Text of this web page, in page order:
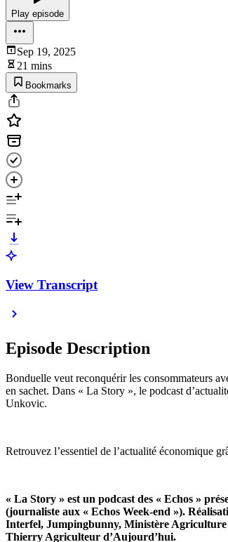
Play episode
Sep 19, 2025
21 mins
Bookmarks
View Transcript
Episode Description
Bonduelle veut reconquérir les consommateurs
en sachet. Dans « La Story », le podcast
Unkovic.
Retrouvez l’essentiel de l’actualité économique
« La Story » est un podcast des « Echos »
(journaliste aux « Echos Week-end »).
Interfel, Jumpingbunny, Ministère Agriculture
Thierry Agriculteur d’Aujourd’hui.